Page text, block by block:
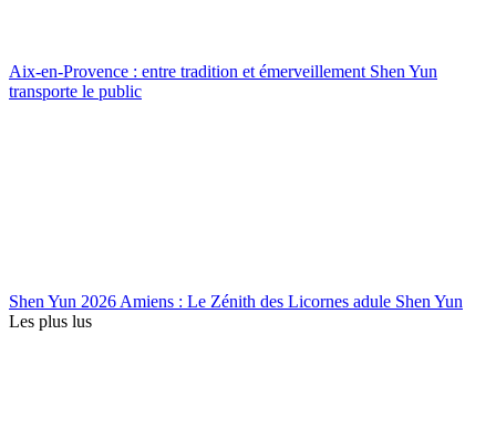
Aix-en-Provence : entre tradition et émerveillement Shen Yun
transporte le public
Shen Yun 2026 Amiens : Le Zénith des Licornes adule Shen Yun
Les plus lus